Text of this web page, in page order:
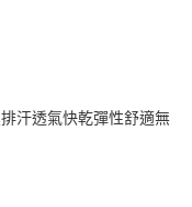
汗透氣快乾彈性舒適無